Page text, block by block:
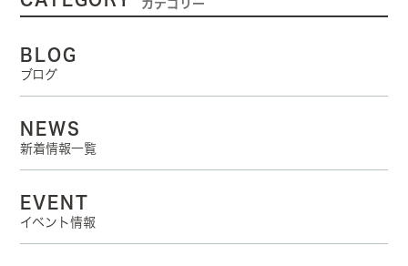
カテゴリー
BLOG
ブログ
NEWS
新着情報一覧
EVENT
イベント情報